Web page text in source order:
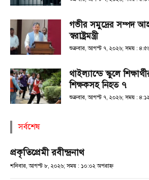
গভীর সমুদ্রের সম্পদ
স্বরাষ্ট্রমন্ত্রী
শুক্রবার, আগস্ট ৭, ২০২৬; সময় :
থাইল্যান্ডে স্কুলে
শিক্ষকসহ নিহত ৭
শুক্রবার, আগস্ট ৭, ২০২৬; সময় :
সর্বশেষ
প্রকৃতিপ্রেমী রবীন্দ্রনাথ
শনিবার, আগস্ট ৮, ২০২৬; সময় : ১০:০২ অপরাহ্ণ